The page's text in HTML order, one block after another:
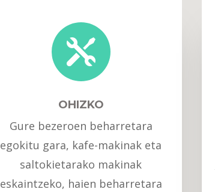

OHIZKO
Gure bezeroen beharretara
egokitu gara, kafe-makinak eta
saltokietarako makinak
eskaintzeko, haien beharretara